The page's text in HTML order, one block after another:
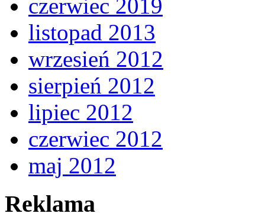
czerwiec 2019
listopad 2013
wrzesień 2012
sierpień 2012
lipiec 2012
czerwiec 2012
maj 2012
Reklama